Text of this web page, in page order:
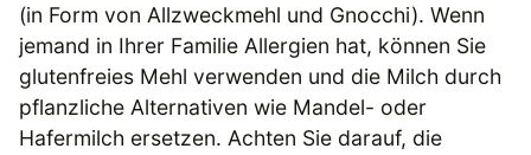
(in Form von Allzweckmehl und Gnocchi). Wenn
jemand in Ihrer Familie Allergien hat, können Sie
glutenfreies Mehl verwenden und die Milch durch
pflanzliche Alternativen wie Mandel- oder
Hafermilch ersetzen. Achten Sie darauf, die